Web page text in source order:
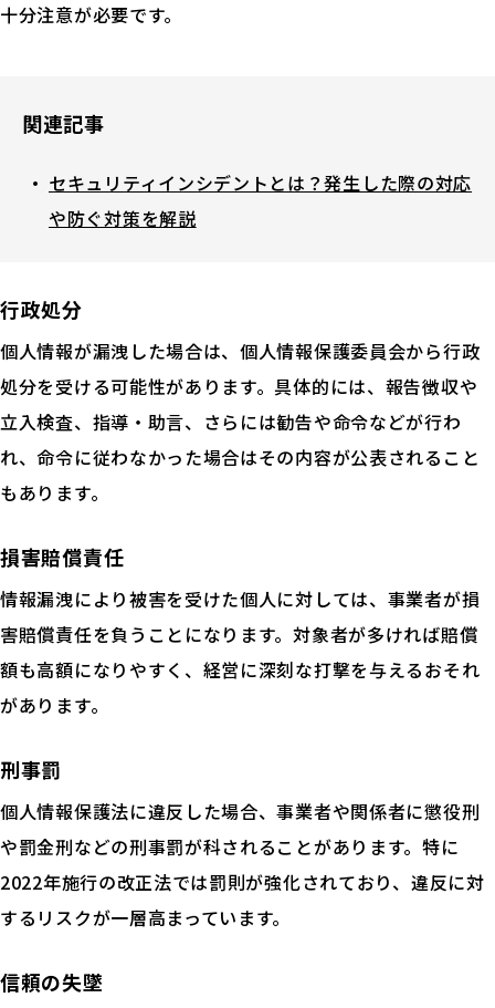
十分注意が必要です。
関連記事
セキュリティインシデントとは？発生した際の対応
や防ぐ対策を解説
行政処分
個人情報が漏洩した場合は、個人情報保護委員会から行政
処分を受ける可能性があります。具体的には、報告徴収や
立入検査、指導・助言、さらには勧告や命令などが行わ
れ、命令に従わなかった場合はその内容が公表されること
もあります。
損害賠償責任
情報漏洩により被害を受けた個人に対しては、事業者が損
害賠償責任を負うことになります。対象者が多ければ賠償
額も高額になりやすく、経営に深刻な打撃を与えるおそれ
があります。
刑事罰
個人情報保護法に違反した場合、事業者や関係者に懲役刑
や罰金刑などの刑事罰が科されることがあります。特に
2022年施行の改正法では罰則が強化されており、違反に対
するリスクが一層高まっています。
信頼の失墜